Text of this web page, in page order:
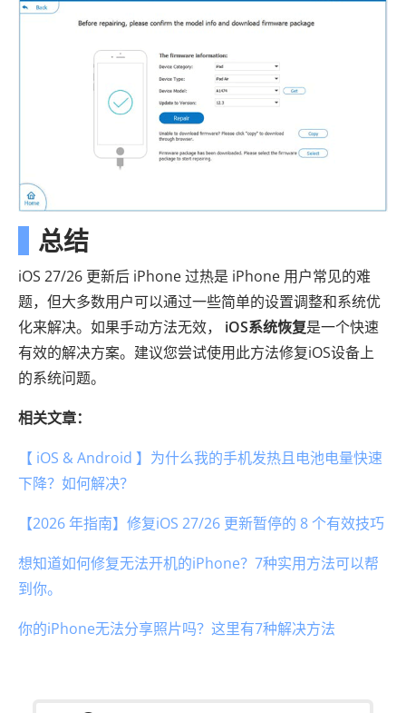
总结
iOS 27/26 更新后 iPhone 过热是 iPhone 用户常见的难
题，但大多数用户可以通过一些简单的设置调整和系统优
化来解决。如果手动方法无效， iOS系统恢复是一个快速
有效的解决方案。建议您尝试使用此方法修复iOS设备上
的系统问题。
相关文章：
【 iOS & Android 】为什么我的手机发热且电池电量快速
下降？如何解决？
【2026 年指南】修复iOS 27/26 更新暂停的 8 个有效技巧
想知道如何修复无法开机的iPhone？7种实用方法可以帮
到你。
你的iPhone无法分享照片吗？这里有7种解决方法